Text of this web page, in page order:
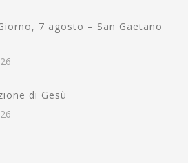
7 agosto – San Gaetano
di Gesù